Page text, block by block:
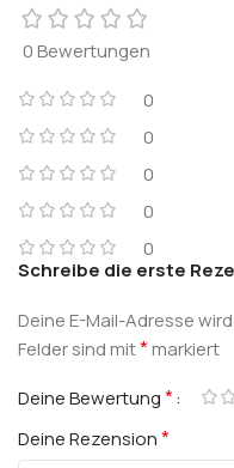
0 Bewertungen
0
0
0
0
0
Schreibe die erste
Deine E-Mail-Adresse
Felder sind mit*markiert
Deine Bewertung*
Deine Rezension*